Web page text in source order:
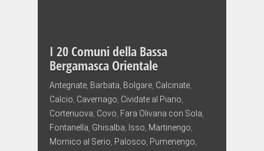
I 20 Comuni della Bassa
Bergamasca Orientale
Antegnate Barbata Bolgare Calcinate
Calcio Cavernago Cividate al Piano
Cortenuova Covo Fara Olivana con Sola
Fontanella Ghisalba Isso Martinengo
Mornico al Serio Palosco Pumenengo